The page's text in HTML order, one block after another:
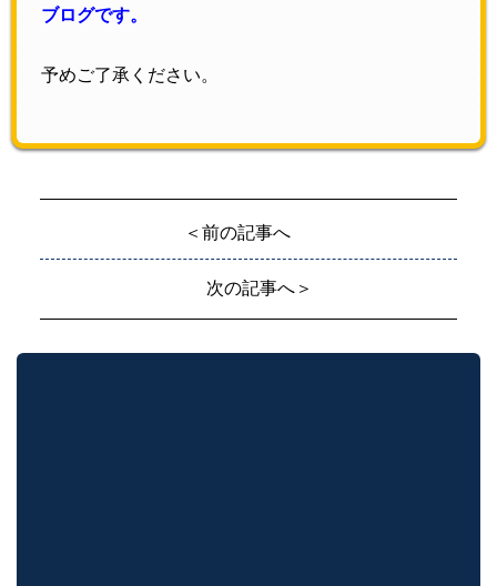
ブログです。
予めご了承ください。
＜前の記事へ
次の記事へ＞